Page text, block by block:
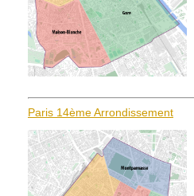
Paris 14ème Arrondissement